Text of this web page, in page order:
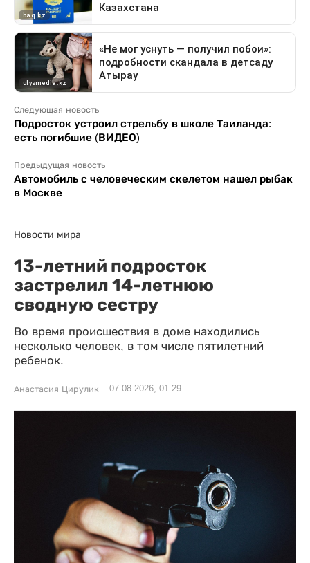
Следующая новость
Подросток устроил стрельбу в школе Таиланда:
есть погибшие (ВИДЕО)
Предыдущая новость
Автомобиль с человеческим скелетом нашел рыбак
в Москве
Новости мира
13-летний подросток
застрелил 14-летнюю
сводную сестру
Во время происшествия в доме находились
несколько человек, в том числе пятилетний
ребенок.
Анастасия Цирулик 07.08.2026, 01:29